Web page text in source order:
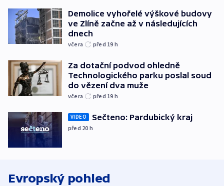
Demolice vyhořelé výškové budovy
ve Zlíně začne až v následujících
dnech
včera před 19 h
Za dotační podvod ohledně
Technologického parku poslal soud
do vězení dva muže
včera před 19 h
VIDEO Sečteno: Pardubický kraj
před 20 h
Evropský pohled